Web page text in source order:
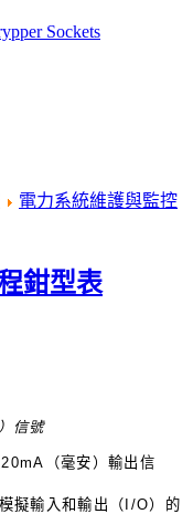
Sockets
電力系統維護與監控
鉗型表
信號
20mA
（毫安）輸出信
擬輸入和輸出（ I/O）的